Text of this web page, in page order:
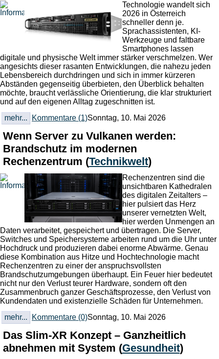
Technologie wandelt sich
2026 in Österreich
schneller denn je.
Sprachassistenten, KI-
Werkzeuge und faltbare
Smartphones lassen
digitale und physische Welt immer stärker verschmelzen. Wer
angesichts dieser rasanten Entwicklungen, die nahezu jeden
Lebensbereich durchdringen und sich in immer kürzeren
Abständen gegenseitig überbieten, den Überblick behalten
möchte, braucht verlässliche Orientierung, die klar strukturiert
und auf den eigenen Alltag zugeschnitten ist.
mehr...
Kommentare (1)Sonntag, 10. Mai 2026
Wenn Server zu Vulkanen werden:
Brandschutz im modernen
Rechenzentrum (Technikwelt)
Rechenzentren sind die
unsichtbaren Kathedralen
des digitalen Zeitalters –
hier pulsiert das Herz
unserer vernetzten Welt,
hier werden Unmengen an
Daten verarbeitet, gespeichert und übertragen. Die Server,
Switches und Speichersysteme arbeiten rund um die Uhr unter
Hochdruck und produzieren dabei enorme Abwärme. Genau
diese Kombination aus Hitze und Hochtechnologie macht
Rechenzentren zu einer der anspruchsvollsten
Brandschutzumgebungen überhaupt. Ein Feuer hier bedeutet
nicht nur den Verlust teurer Hardware, sondern oft den
Zusammenbruch ganzer Geschäftsprozesse, den Verlust von
Kundendaten und existenzielle Schäden für Unternehmen.
mehr...
Kommentare (0)Sonntag, 10. Mai 2026
Das Slim-XR Konzept – Ganzheitlich
abnehmen mit System (Gesundheit)